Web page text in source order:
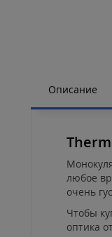
Описание
любое
очень
Чтобы
оптика